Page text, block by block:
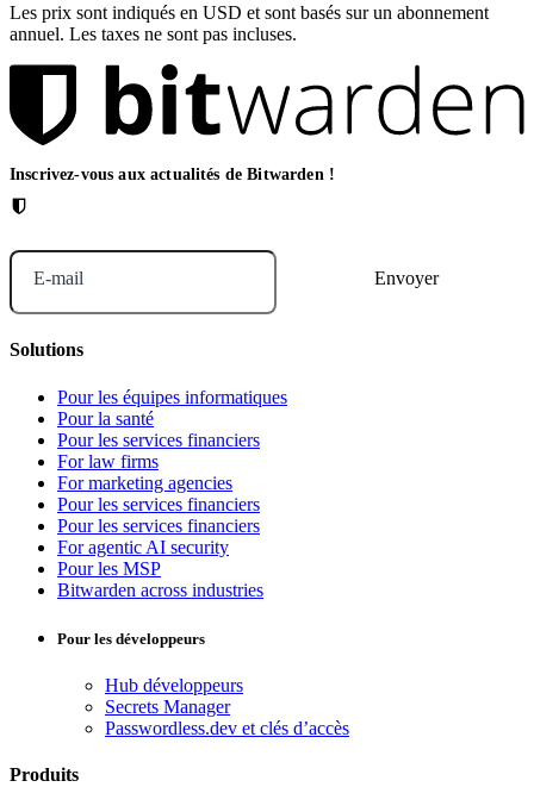
Les prix sont indiqués en USD et sont basés sur un abonnement
annuel. Les taxes ne sont pas incluses.
Inscrivez-vous aux actualités de Bitwarden !
E-mail
Solutions
Pour les équipes informatiques
Pour la santé
Pour les services financiers
For law firms
For marketing agencies
Pour les services financiers
Pour les services financiers
For agentic AI security
Pour les MSP
Bitwarden across industries
Pour les développeurs
Hub développeurs
Secrets Manager
Passwordless.dev et clés d’accès
Produits